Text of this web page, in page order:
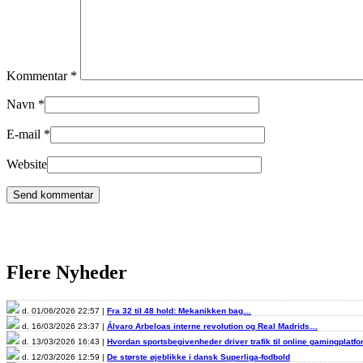
Kommentar *
Navn *
E-mail *
Website
Flere Nyheder
d. 01/06/2026 22:57 | Fra 32 til 48 hold: Mekanikken bag…
d. 16/03/2026 23:37 | Álvaro Arbeloas interne revolution og Real Madrids…
d. 13/03/2026 16:43 | Hvordan sportsbegivenheder driver trafik til online
d. 12/03/2026 12:59 | De største øjeblikke i dansk Superliga-fodbold